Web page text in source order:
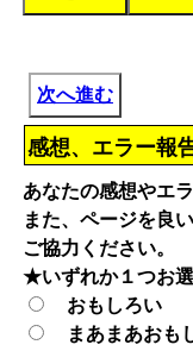
次へ進む
感想、エラー報
あなたの感想やエ
また、ページを良
ご協力ください。
★いずれか１つお選
おもしろい
まあまあおも